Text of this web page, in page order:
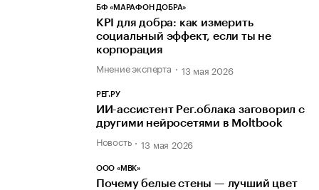
БФ «МАРАФОН ДОБРА»
KPI для добра: как измерить
социальный эффект, если ты не
корпорация
Мнение эксперта 13 мая 2026
РЕГ.РУ
ИИ-ассистент Рег.облака заговорил с
другими нейросетями в Moltbook
Новость 13 мая 2026
ООО «МВК»
Почему белые стены — лучший цвет